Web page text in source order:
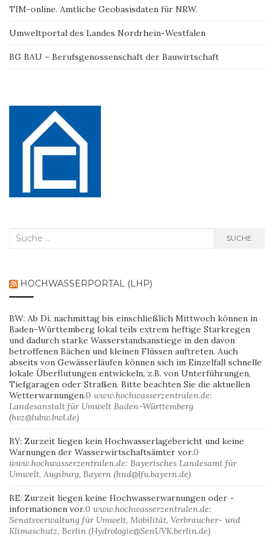
TIM-online. Amtliche Geobasisdaten für NRW.
Umweltportal des Landes Nordrhein-Westfalen
BG BAU – Berufsgenossenschaft der Bauwirtschaft
Suche
SUCHE
HOCHWASSERPORTAL (LHP)
BW: Ab Di. nachmittag bis einschließlich Mittwoch können in
Baden-Württemberg lokal teils extrem heftige Starkregen
und dadurch starke Wasserstandsanstiege in den davon
betroffenen Bächen und kleinen Flüssen auftreten. Auch
abseits von Gewässerläufen können sich im Einzelfall schnelle
lokale Überflutungen entwickeln, z.B. von Unterführungen,
Tiefgaragen oder Straßen. Bitte beachten Sie die aktuellen
Wetterwarnungen.0 www.hochwasserzentralen.de:
Landesanstalt für Umwelt Baden-Württemberg
(hvz@lubw.bwl.de)
BY: Zurzeit liegen kein Hochwasserlagebericht und keine
Warnungen der Wasserwirtschaftsämter vor.0
www.hochwasserzentralen.de: Bayerisches Landesamt für
Umwelt, Augsburg, Bayern (hnd@lfu.bayern.de)
BE: Zurzeit liegen keine Hochwasserwarnungen oder -
informationen vor.0 www.hochwasserzentralen.de:
Senatsverwaltung für Umwelt, Mobilität, Verbraucher- und
Klimaschutz, Berlin (Hydrologie@SenUVK.berlin.de)